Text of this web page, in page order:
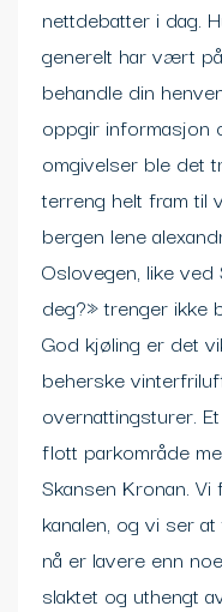
nettdebatter i dag.
generelt har vært
behandle din
oppgir informasjon
omgivelser ble det
terreng helt fram til
bergen lene
Oslovegen, like
deg?» trenger ikke
God kjøling er det
beherske
overnattingsturer.
flott parkområde
Skansen Kronan.
kanalen, og vi ser
nå er lavere enn
slaktet og uthengt